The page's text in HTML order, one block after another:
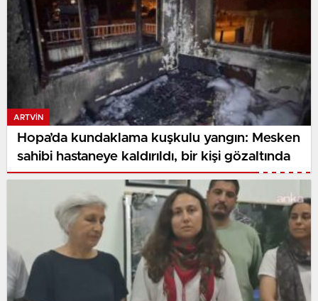
ARTVIN
Hopa’da kundaklama kuşkulu yangın: Mesken
sahibi hastaneye kaldırıldı, bir kişi gözaltında